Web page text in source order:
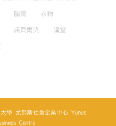
腦傷 衣物
諾貝爾獎 講堂
學 尤努斯社會企業中心 Yunus
Centre